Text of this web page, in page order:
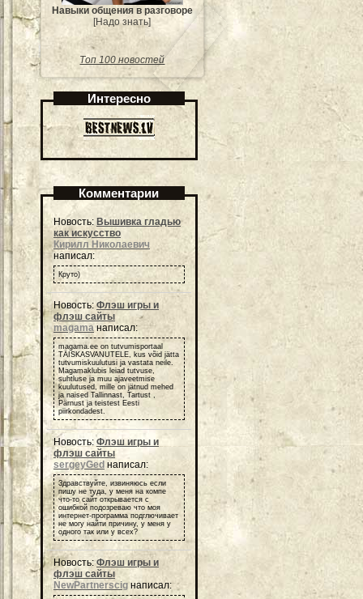
Навыки общения в разговоре
[Надо знать]
Топ 100 новостей
Интересно
Комментарии
Новость: Вышивка гладью
как искусство
Кирилл Николаевич
написал:
Круто)
Новость:Флэш игры и
флэш сайты
magamaнаписал:
magama.ee on tutvumisportaal
TÄISKASVANUTELE, kus võid jätta
tutvumiskuulutusi ja vastata neile.
Magamaklubis leiad tutvuse,
suhtluse ja muu ajaveetmise
kuulutused, mille on jätnud mehed
ja naised Tallinnast, Tartust ,
Pärnust ja teistest Eesti
piirkondadest.
Новость: Флэш игры и
флэш сайты
sergeyGed написал:
Здравствуйте, извиняюсь если
пишу не туда, у меня на компе
что-то сайт открывается с
ошибкой подозреваю что моя
интернет-программа подглючивает
не могу найти причину, у меня у
одного так или у всех?
Новость:Флэш игры и
флэш сайты
NewPartnerscig написал: